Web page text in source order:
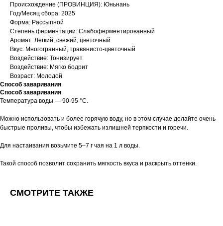
Происхождение (ПРОВИНЦИЯ): Юньнань
Год/Месяц сбора: 2025
Форма: Рассыпной
Степень ферментации: Слабоферментированный
Аромат: Легкий, свежий, цветочный
Вкус: Многогранный, травянисто-цветочный
Воздействие: Тонизирует
Воздействие: Мягко бодрит
Возраст: Молодой
Способ заваривания
Способ заваривания
Температура воды — 90-95 °C.
Можно использовать и более горячую воду, но в этом случае делайте очень
быстрые проливы, чтобы избежать излишней терпкости и горечи.
Для настаивания возьмите 5–7 г чая на 1 л воды.
Такой способ позволит сохранить мягкость вкуса и раскрыть оттенки.
СМОТРИТЕ ТАКЖЕ